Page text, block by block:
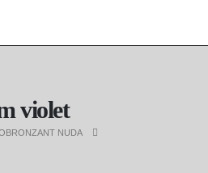
violet
NUDA